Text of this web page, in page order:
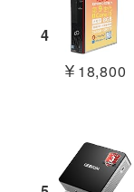
4
￥18,800